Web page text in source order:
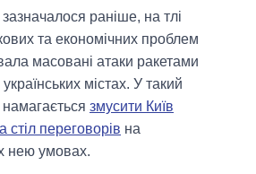
раніше, на тлі
та економічних проблем
масовані атаки ракетами
містах. У такий
змусити Київ
стіл переговорів на
нею умовах.